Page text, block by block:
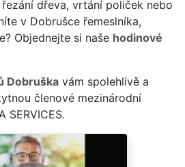
dřeva, vrtání poliček nebo
v Dobrušce řemeslníka,
Objednejte si naše hodinové
Dobruška vám spolehlivě a
členové mezinárodní
SERVICES.